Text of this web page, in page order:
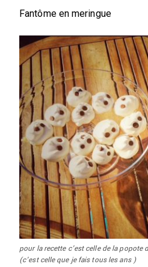
Fantôme en meringue
pour la recette c’est celle de la popote
(c’est celle que je fais tous les ans )